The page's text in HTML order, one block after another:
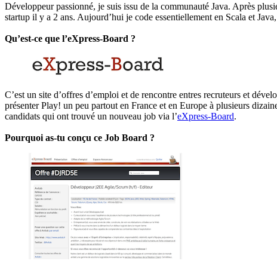
Développeur passionné, je suis issu de la communauté Java. Après
startup il y a 2 ans. Aujourd’hui je code essentiellement en Scala et
Qu’est-ce que l’eXpress-Board ?
C’est un site d’offres d’emploi et de rencontre entres recruteurs et
présenter Play! un peu partout en France et en Europe à plusieurs
candidats qui ont trouvé un nouveau job via l’eXpress-Board.
Pourquoi as-tu conçu ce Job Board ?